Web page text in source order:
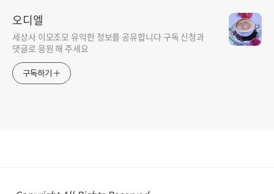
오디엘
세상사 이모조모 유익한 정보를 공유합니다 구독 신청과
댓글로 응원 해 주세요
구독하기